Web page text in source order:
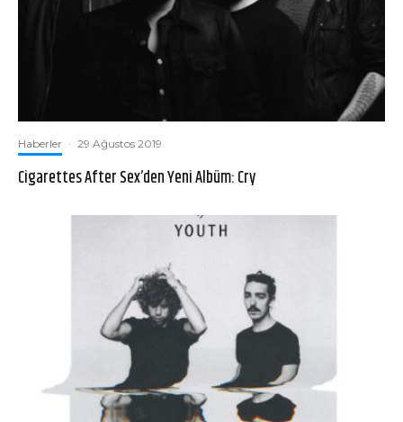
Haberler · 29 Ağustos 2019
Cigarettes After Sex’den Yeni Albüm: Cry